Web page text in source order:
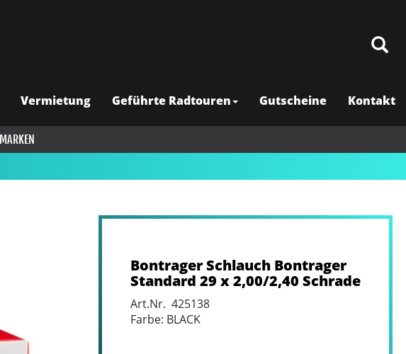
Vermietung Geführte Radtouren Gutscheine Kontakt
MARKEN
Bontrager Schlauch Bontrager
Standard 29 x 2,00/2,40 Schrade
Art.Nr. 425138
Farbe: BLACK